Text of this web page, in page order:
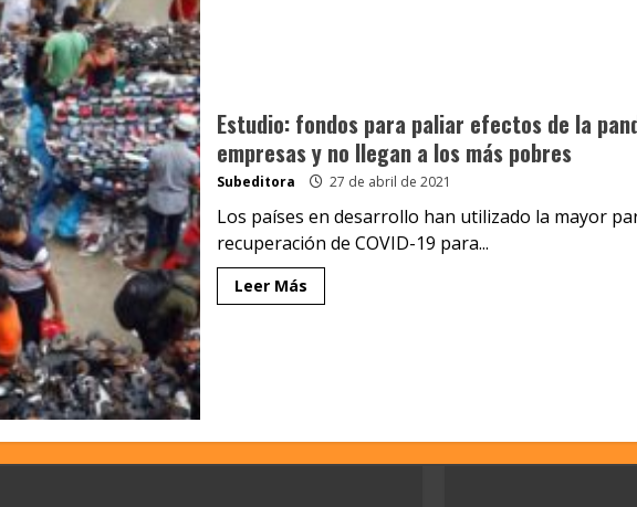
Estudio: fondos para paliar efectos de la
empresas y no llegan a los más pobres
Subeditora 27 de abril de 2021
Los países en desarrollo han utilizado la mayor
recuperación de COVID-19 para...
Leer Más